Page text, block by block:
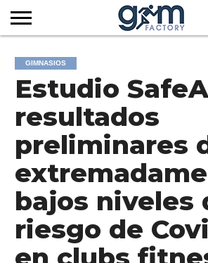
REVISTA
GYM
FACTORY
TV
CLUB
DE
SOCIOS
EMPRESAS
DEL
SECTOR
SERVICIOS
AUDIOVISUALES
MÁS
NOTICIAS
SUSCRIPCIÓN
GIMNASIOS
Estudio
resultados
preliminares
bajos niveles
riesgo de